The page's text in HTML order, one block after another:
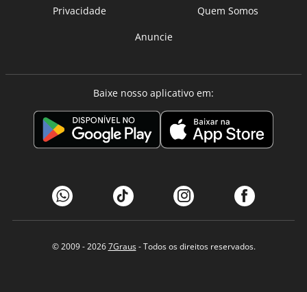
Privacidade
Quem Somos
Anuncie
Baixe nosso aplicativo em:
© 2009 - 20267Graus- Todos os direitos reservados.